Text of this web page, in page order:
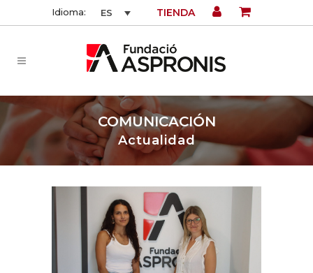
Idioma: ES TIENDA
COMUNICACIÓN
Actualidad